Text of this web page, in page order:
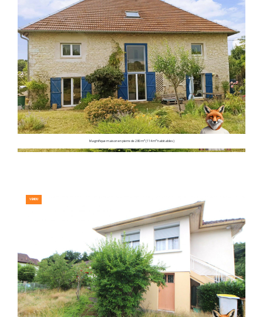
Magnifique maison en pierre de 280 m² (114 m² habitables)
VENDU